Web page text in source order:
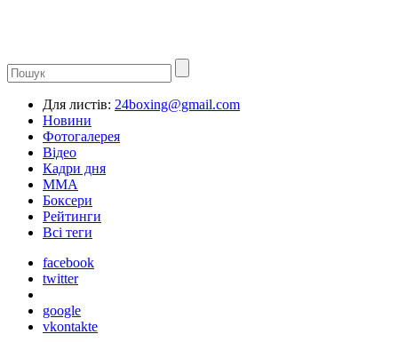
Для листів: 24boxing@gmail.com
Новини
Фотогалерея
Відео
Кадри дня
ММА
Боксери
Рейтинги
Всі теги
facebook
twitter
google
vkontakte